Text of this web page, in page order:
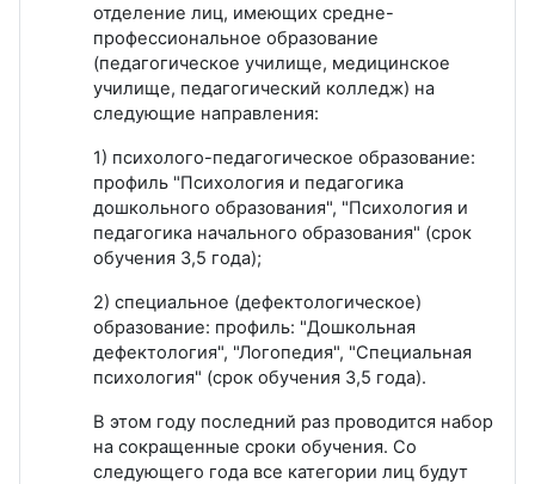
отделение лиц, имеющих средне-
профессиональное образование
(педагогическое училище, медицинское
училище, педагогический колледж) на
следующие направления:
1) психолого-педагогическое образование:
профиль "Психология и педагогика
дошкольного образования", "Психология и
педагогика начального образования" (срок
обучения 3,5 года);
2) специальное (дефектологическое)
образование: профиль: "Дошкольная
дефектология", "Логопедия", "Специальная
психология" (срок обучения 3,5 года).
В этом году последний раз проводится набор
на сокращенные сроки обучения. Со
следующего года все категории лиц будут